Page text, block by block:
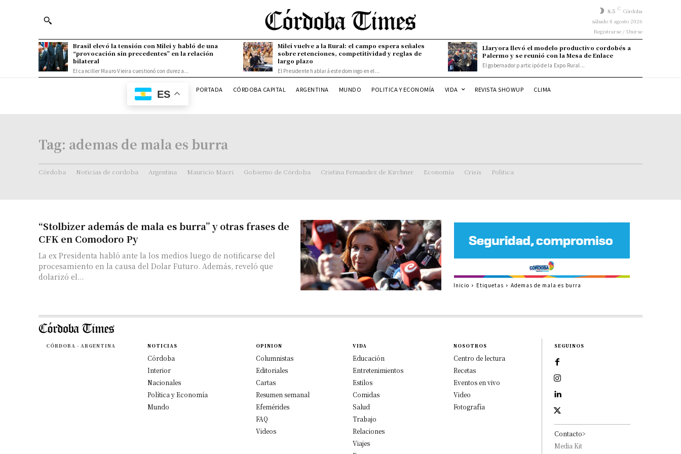
8.5 C Córdoba
sábado 8 agosto 2026
Registrarse / Unirse
Brasil elevó la tensión con Milei y habló de una
“provocación sin precedentes” en la relación
bilateral
El canciller Mauro Vieira cuestionó con dureza...
Milei vuelve a la Rural: el campo espera señales
sobre retenciones, competitividad y reglas de
largo plazo
El Presidente hablará este domingo en el...
Llaryora llevó el modelo productivo cordobés a
Palermo y se reunió con la Mesa de Enlace
El gobernador participó de la Expo Rural...
ES PORTADA CÓRDOBA CAPITAL ARGENTINA MUNDO POLITICA Y ECONOMÍA VIDA REVISTA SHOWUP CLIMA
Tag: ademas de mala es burra
Córdoba Noticias de cordoba Argentina Mauricio Macri Gobierno de Córdoba Cristina Fernandez de Kirchner Economía Crisis Politica
“Stolbizer además de mala es burra” y otras frases de
CFK en Comodoro Py
La ex Presidenta habló ante la los medios luego de notificarse del
procesamiento en la causa del Dolar Futuro. Además, reveló que
dolarizó el...
Inicio Etiquetas Ademas de mala es burra
CÓRDOBA - ARGENTINA NOTICIAS
Córdoba
Interior
Nacionales
Política y Economía
Mundo
OPINION
Columnistas
Editoriales
Cartas
Resumen semanal
Efemérides
FAQ
Videos
VIDA
Educación
Entretenimientos
Estilos
Comidas
Salud
Trabajo
Relaciones
Viajes
NOSOTROS
Centro de lectura
Recetas
Eventos en vivo
Video
Fotografía
SEGUINOS
Contacto>
Media Kit